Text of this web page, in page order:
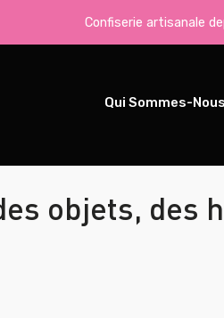
Confiserie artisanale
Qui Sommes-
objets, des